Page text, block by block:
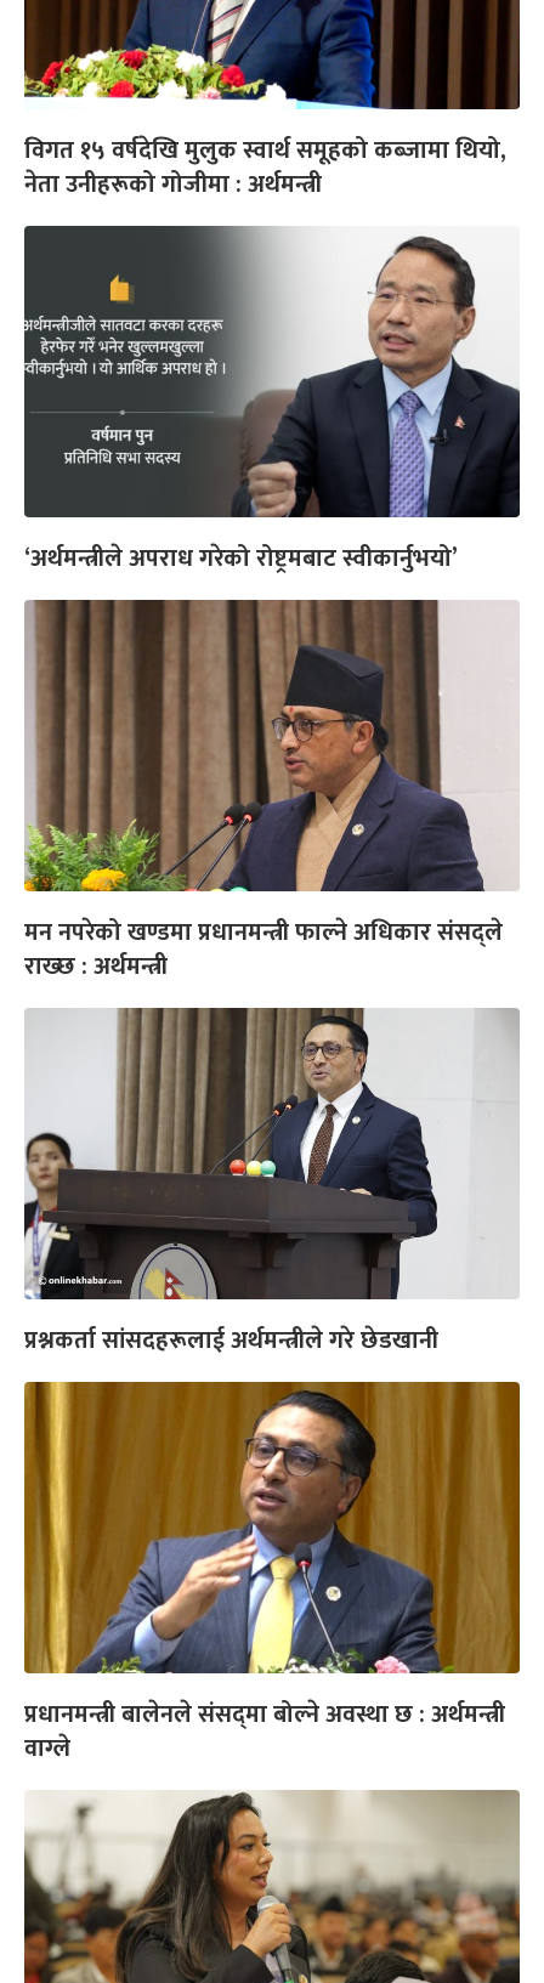
विगत १५ वर्षदेखि मुलुक स्वार्थ समूहको कब्जामा थियो,
नेता उनीहरूको गोजीमा : अर्थमन्त्री
‘अर्थमन्त्रीले अपराध गरेको रोष्ट्रमबाट स्वीकार्नुभयो’
मन नपरेको खण्डमा प्रधानमन्त्री फाल्ने अधिकार संसद्ले
राख्छ : अर्थमन्त्री
प्रश्नकर्ता सांसदहरूलाई अर्थमन्त्रीले गरे छेडखानी
प्रधानमन्त्री बालेनले संसद्‍मा बोल्ने अवस्था छ : अर्थमन्त्री
वाग्ले